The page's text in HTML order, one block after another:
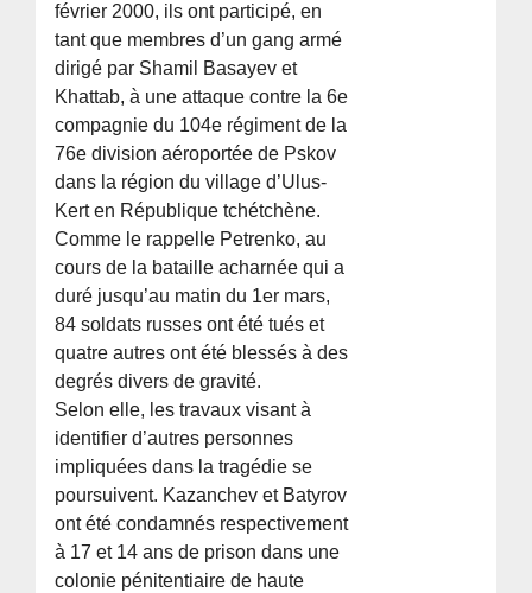
février 2000, ils ont participé, en
tant que membres d’un gang armé
dirigé par Shamil Basayev et
Khattab, à une attaque contre la 6e
compagnie du 104e régiment de la
76e division aéroportée de Pskov
dans la région du village d’Ulus-
Kert en République tchétchène.
Comme le rappelle Petrenko, au
cours de la bataille acharnée qui a
duré jusqu’au matin du 1er mars,
84 soldats russes ont été tués et
quatre autres ont été blessés à des
degrés divers de gravité.
Selon elle, les travaux visant à
identifier d’autres personnes
impliquées dans la tragédie se
poursuivent. Kazanchev et Batyrov
ont été condamnés respectivement
à 17 et 14 ans de prison dans une
colonie pénitentiaire de haute